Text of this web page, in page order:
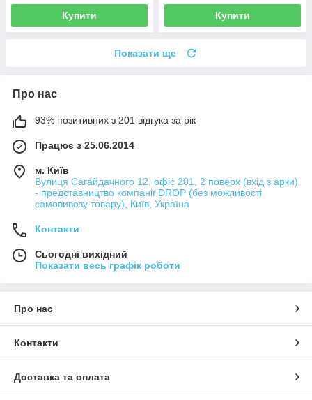
Купити Купити
Показати ще
Про нас
93% позитивних з 201 відгука за рік
Працює з 25.06.2014
м. Київ
Вулиця Сагайдачного 12, офіс 201, 2 поверх (вхід з арки)
- представництво компанії DROP (без можливості
самовивозу товару), Київ, Україна
Контакти
Сьогодні вихідний
Показати весь графік роботи
Про нас
Контакти
Доставка та оплата